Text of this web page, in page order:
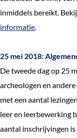
inmiddels bereikt.
informatie.
25 mei 2018:
De tweede dag op 25
archeologen en
met een aantal
leer en leerbewerking
aantal inschrijvingen